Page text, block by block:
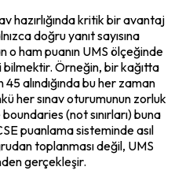
hazırlığında kritik bir avantaj
doğru yanıt sayısına
o ham puanın UMS ölçeğinde
bilmektir. Örneğin, bir kağıtta
alındığında bu her zaman
her sınav oturumunun zorluk
(not sınırları) buna
puanlama sisteminde asıl
toplanması değil, UMS
gerçekleşir.